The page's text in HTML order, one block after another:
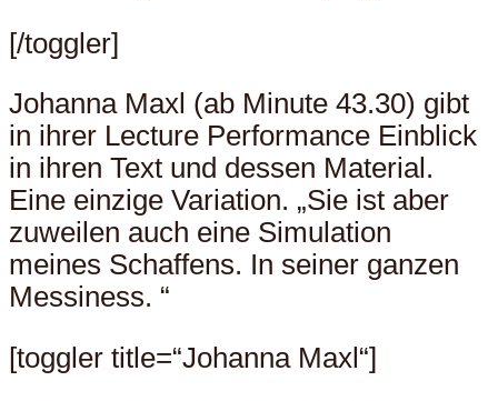
[/toggler]
Johanna Maxl (ab Minute 43.30) gibt
in ihrer Lecture Performance Einblick
in ihren Text und dessen Material.
Eine einzige Variation. „Sie ist aber
zuweilen auch eine Simulation
meines Schaffens. In seiner ganzen
Messiness. “
[toggler title=“Johanna Maxl“]